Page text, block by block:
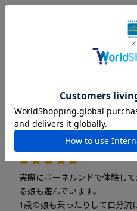
私的には少し高いお買い物だっ
ゆらゆらしてシーソーみたいに
まだつかまり立ちの段階までき
大活躍で、これからも使える
1歳の誕生日に。
実際にボーネルンドで体験し
る娘も遊んでいます。
1歳の娘も乗ったりして自分流